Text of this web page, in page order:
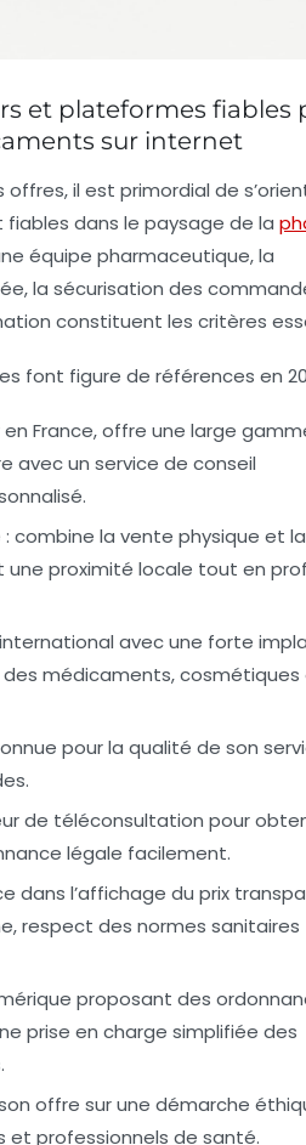
et plateformes fiables
sur internet
il est primordial de
dans le paysage de la
équipe pharmaceutique, la
la sécurisation des
constituent les critères
font figure de références en
en France, offre une large
avec un service de conseil
: combine la vente physique et
une proximité locale tout en
avec une forte
médicaments,
pour la qualité de son
de téléconsultation pour
légale facilement.
dans l’affichage du prix
respect des normes sanitaires
proposant des
prise en charge simplifiée des
offre sur une démarche
professionnels de santé.